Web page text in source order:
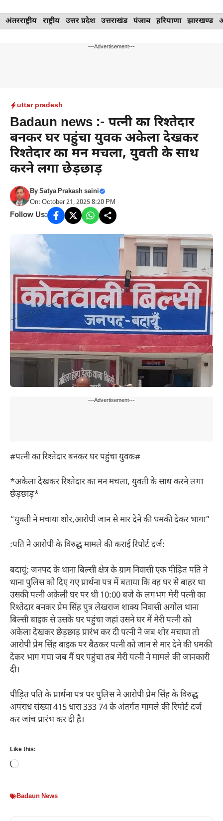
Skip
to
अंतरराष्ट्रीय राष्ट्रीय उत्तर प्रदेश उत्तराखंड पंजाब हरियाणा झारखण्ड
---Advertisement---
uttar pradesh
Badaun news :- पत्नी का रिश्तेदार
बनकर घर पहुंचा युवक अकेला देखकर
रिश्तेदार का मन मचला, युवती के साथ
करने लगा छेड़छाड़
BySatya Prakash saini
On: October 21, 2025 8:20 PM
Follow Us:
---Advertisement---
#पत्नी का रिश्तेदार बनकर घर पहुंचा युवक#
*अकेला देखकर रिश्तेदार का मन मचला, युवती के साथ करने लगा
छेड़छाड़*
“युवती ने मचाया शोर,आरोपी जान से मार देने की धमकी देकर भागा”
:पति ने आरोपी के विरुद्ध मामले की कराई रिपोर्ट दर्ज:
बदायूं: जनपद के थाना बिल्सी क्षेत्र के ग्राम निवासी एक पीड़ित पति ने
थाना पुलिस को दिए गए प्रार्थना पत्र में बताया कि वह घर से बाहर था
उसकी पत्नी अकेली घर पर थी 10:00 बजे के लगभग मेरी पत्नी का
रिश्तेदार बनकर प्रेम सिंह पुत्र लेखराज शाक्य निवासी अगोल थाना
बिल्सी बाइक से उसके घर पहुंचा जहां उसने घर में मेरी पत्नी को
अकेला देखकर छेड़छाड़ प्रारंभ कर दी पत्नी ने जब शोर मचाया तो
आरोपी प्रेम सिंह बाइक पर बैठकर पत्नी को जान से मार देने की धमकी
देकर भाग गया जब मैं घर पहुंचा तब मेरी पत्नी ने मामले की जानकारी
दी।
पीड़ित पति के प्रार्थना पत्र पर पुलिस ने आरोपी प्रेम सिंह के विरुद्ध
अपराध संख्या 415 धारा 333 74 के अंतर्गत मामले की रिपोर्ट दर्ज
कर जांच प्रारंभ कर दी है।
Like this:
Loading…
Badaun News